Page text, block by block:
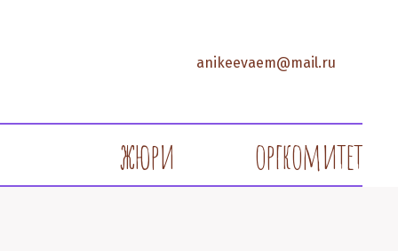
anikeevaem@mail.ru
жюри оргкомитет